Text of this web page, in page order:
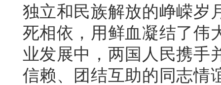
独立和民族解放的峥嵘岁
死相依，用鲜血凝结了伟
业发展中，两国人民携手
信赖、团结互助的同志情